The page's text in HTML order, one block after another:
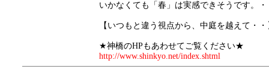
いかなくても「春」は実感できそうです。
【いつもと違う視点から、中庭を越えて・・
★神橋のHPもあわせてご覧ください★
http://www.shinkyo.net/index.shtml